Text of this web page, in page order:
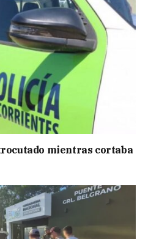
mientras cortaba